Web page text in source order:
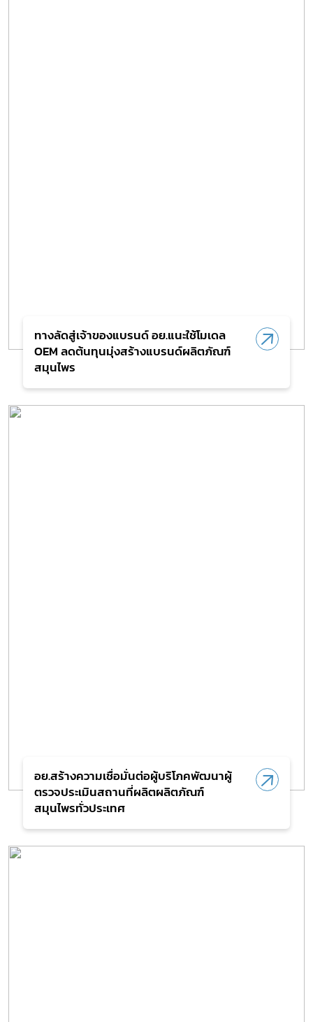
ทางลัดสู่เจ้าของแบรนด์ อย.แนะใช้โมเดล
OEM ลดต้นทุนมุ่งสร้างแบรนด์ผลิตภัณฑ์
สมุนไพร
อย.สร้างความเชื่อมั่นต่อผู้บริโภคพัฒนาผู้
ตรวจประเมินสถานที่ผลิตผลิตภัณฑ์
สมุนไพรทั่วประเทศ
เลือกหัวข้อที่ท่านต้องการ Subscribe